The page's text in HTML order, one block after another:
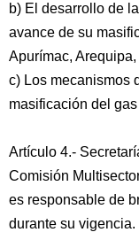
b) El desarrollo de
avance de su
Apurímac,
c) Los mecanismos
masificación del
Artículo 4.-
Comisión
es responsable de
durante su vigencia.